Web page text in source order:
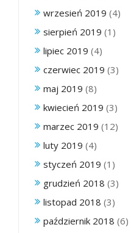
wrzesień 2019 (4)
sierpień 2019 (1)
lipiec 2019 (4)
czerwiec 2019 (3)
maj 2019 (8)
kwiecień 2019 (3)
marzec 2019 (12)
luty 2019 (4)
styczeń 2019 (1)
grudzień 2018 (3)
listopad 2018 (3)
październik 2018 (6)